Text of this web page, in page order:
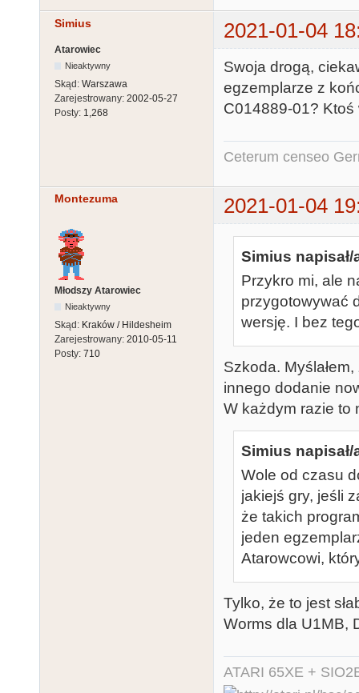
Simius 2021-01-04
Atarowiec
Nieaktywny
Skąd: Warszawa
Zarejestrowany: 2002-05-27
Posty: 1,268
Swoja drogą,
egzemplarze z
C014889-01? Ktoś
Ceterum censeo
Montezuma 2021-01-04
Młodszy Atarowiec
Nieaktywny
Skąd: Kraków / Hildesheim
Zarejestrowany: 2010-05-11
Posty: 710
Simius napisał/
Przykro mi, ale
przygotowywać
wersję. I bez
Szkoda.
innego dodanie
W każdym razie to
Simius napisał/
Wole od czasu
jakiejś gry, jeśli
że takich
jeden
Atarowcowi,
Tylko, że to jest
Worms dla U1MB,
ATARI 65XE +